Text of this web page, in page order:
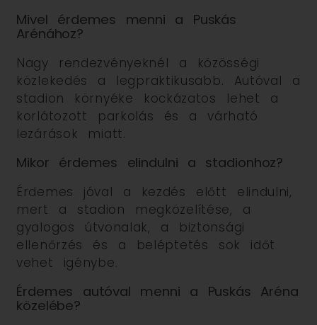
Mivel érdemes menni a Puskás
Arénához?
Nagy rendezvényeknél a közösségi
közlekedés a legpraktikusabb. Autóval a
stadion környéke kockázatos lehet a
korlátozott parkolás és a várható
lezárások miatt.
Mikor érdemes elindulni a stadionhoz?
Érdemes jóval a kezdés előtt elindulni,
mert a stadion megközelítése, a
gyalogos útvonalak, a biztonsági
ellenőrzés és a beléptetés sok időt
vehet igénybe.
Érdemes autóval menni a Puskás Aréna
közelébe?